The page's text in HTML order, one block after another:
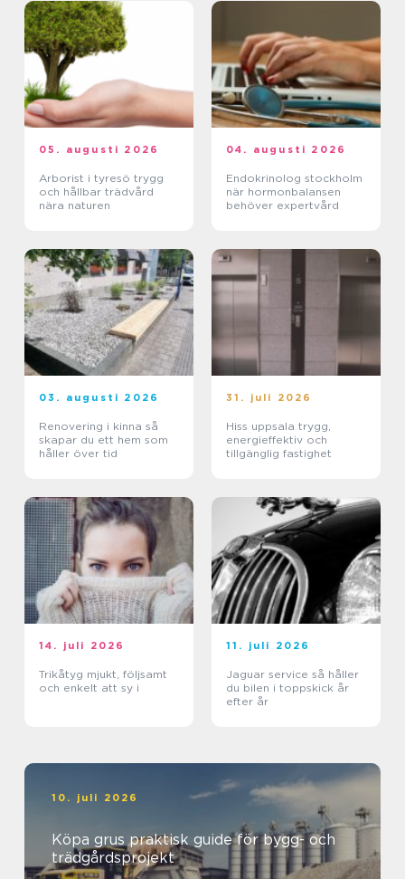
05. augusti 2026
Arborist i tyresö trygg
och hållbar trädvård
nära naturen
04. augusti 2026
Endokrinolog stockholm
när hormonbalansen
behöver expertvård
03. augusti 2026
Renovering i kinna så
skapar du ett hem som
håller över tid
31. juli 2026
Hiss uppsala trygg,
energieffektiv och
tillgänglig fastighet
14. juli 2026
Trikåtyg mjukt, följsamt
och enkelt att sy i
11. juli 2026
Jaguar service så håller
du bilen i toppskick år
efter år
10. juli 2026
Köpa grus praktisk guide för bygg- och
trädgårdsprojekt